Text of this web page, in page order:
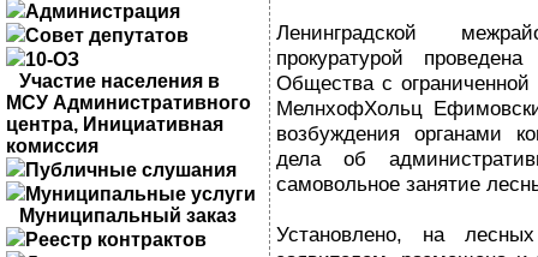
Администрация
Совет депутатов
10-ОЗ
Участие населения в
МСУ Административного
центра, Инициативная
комиссия
Публичные слушания
Муниципальные услуги
Муниципальный заказ
Реестр контрактов
Ленинградской
прокуратурой
Общества с ограниченной
МелнхофХольц
возбуждения органами
дела об
самовольное занятие
Установлено, на